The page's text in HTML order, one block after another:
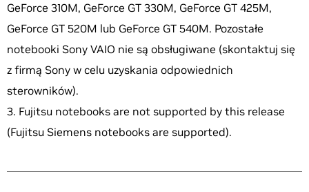
GeForce 310M, GeForce GT 330M, GeForce GT 425M,
GeForce GT 520M lub GeForce GT 540M. Pozostałe
notebooki Sony VAIO nie są obsługiwane (skontaktuj się
z firmą Sony w celu uzyskania odpowiednich
sterowników).
Fujitsu notebooks are not supported by this release
(Fujitsu Siemens notebooks are supported).